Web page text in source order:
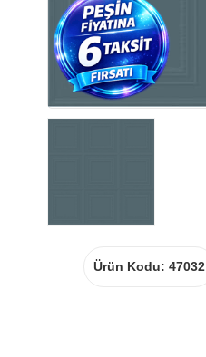
Ürün Kodu: 47032